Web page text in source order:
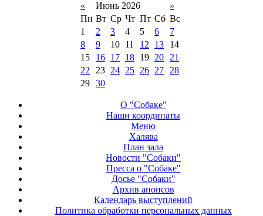
«
Июнь 2026
»
Пн Вт Ср Чт Пт Сб Вс
1
2 3 4 5 6
7
8
9 10 11 12 13
14
15
16 17 18 19 20
21
22
23 24 25 26 27
28
29 30
О "Собаке"
Наши координаты
Меню
Халява
План зала
Новости "Собаки"
Пресса о "Собаке"
Досье "Собаки"
Архив анонсов
Календарь выступлений
Политика обработки персональных данных